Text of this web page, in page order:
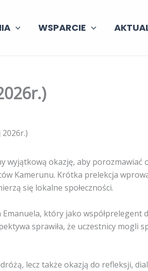
WSPARCIE
wyjątkową okazję, aby porozmawiać
Kamerunu. Krótka prelekcja
się lokalne społeczności.
który jako współprelegent
sprawiła, że uczestnicy
lecz także okazją do refleksji,